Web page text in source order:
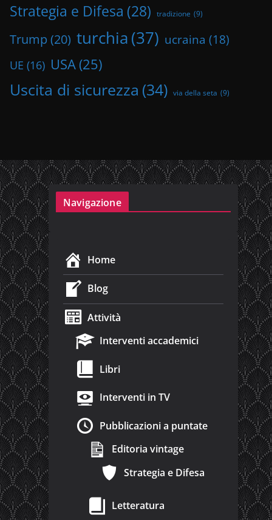
Strategia e Difesa (28) tradizione (9)
Trump (20) turchia(37) ucraina (18)
UE (16) USA (25)
Uscita di sicurezza (34) via della seta (9)
Navigazione
Home
Blog
Attività
Interventi accademici
Libri
Interventi in TV
Pubblicazioni a puntate
Editoria vintage
Strategia e Difesa
Letteratura